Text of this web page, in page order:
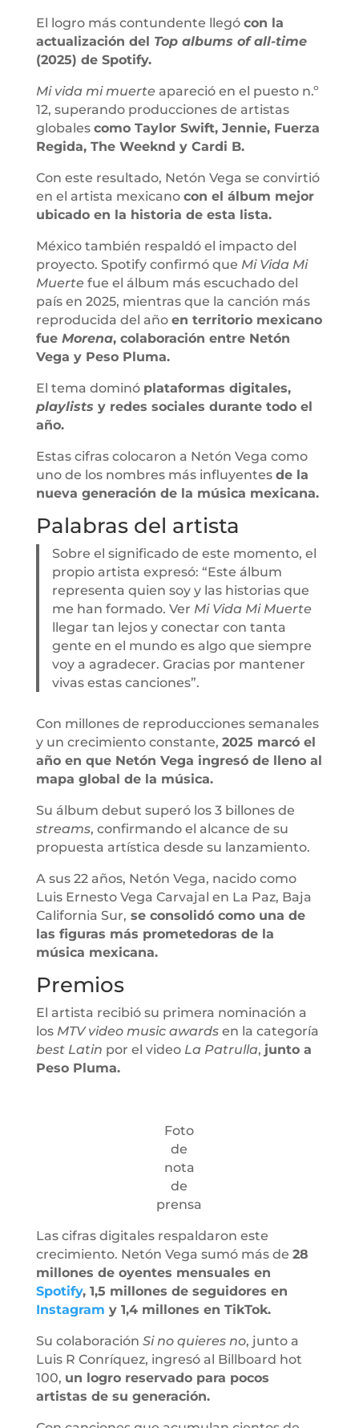
El logro más contundente llegó con la
actualización del Top albums of all-time
(2025) de Spotify.
Mi vida mi muerteapareció en el puesto n.º
12, superando producciones de artistas
globales como Taylor Swift, Jennie, Fuerza
Regida, The Weeknd y Cardi B.
Con este resultado, Netón Vega se convirtió
en el artista mexicano con el álbum mejor
ubicado en la historia de esta lista.
México también respaldó el impacto del
proyecto. Spotify confirmó que Mi Vida Mi
Muertefue el álbum más escuchado del
país en 2025, mientras que la canción más
reproducida del año en territorio mexicano
fue Morena, colaboración entre Netón
Vega y Peso Pluma.
El tema dominó plataformas digitales,
playlists y redes sociales durante todo el
año.
Estas cifras colocaron a Netón Vega como
uno de los nombres más influyentes de la
nueva generación de la música mexicana.
Palabras del artista
Sobre el significado de este momento, el
propio artista expresó: “Este álbum
representa quien soy y las historias que
me han formado. Ver Mi Vida Mi Muerte
llegar tan lejos y conectar con tanta
gente en el mundo es algo que siempre
voy a agradecer. Gracias por mantener
vivas estas canciones”.
Con millones de reproducciones semanales
y un crecimiento constante, 2025 marcó el
año en que Netón Vega ingresó de lleno al
mapa global de la música.
Su álbum debut superó los 3 billones de
streams, confirmando el alcance de su
propuesta artística desde su lanzamiento.
A sus 22 años, Netón Vega, nacido como
Luis Ernesto Vega Carvajal en La Paz, Baja
California Sur, se consolidó como una de
las figuras más prometedoras de la
música mexicana.
Premios
El artista recibió su primera nominación a
los MTV video music awardsen la categoría
best Latin por el video La Patrulla, junto a
Peso Pluma.
Foto
de
nota
de
prensa
Las cifras digitales respaldaron este
crecimiento. Netón Vega sumó más de 28
millones de oyentes mensuales en
Spotify, 1,5 millones de seguidores en
Instagram y 1,4 millones en TikTok.
Su colaboración Si no quieres no, junto a
Luis R Conríquez, ingresó al Billboard hot
100, un logro reservado para pocos
artistas de su generación.